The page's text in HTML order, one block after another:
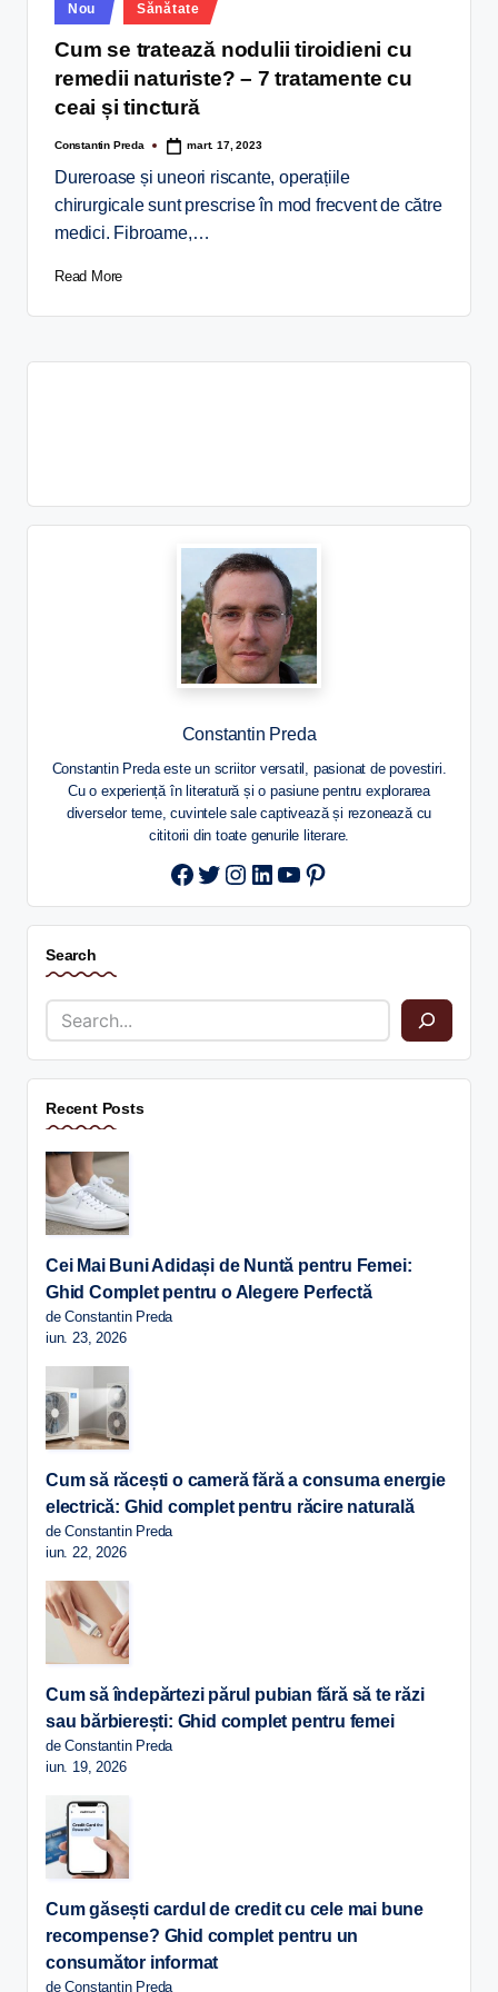
Nou Sănătate
Cum se tratează nodulii tiroidieni cu
remedii naturiste? – 7 tratamente cu
ceai și tinctură
Constantin Preda mart. 17, 2023
Dureroase și uneori riscante, operațiile
chirurgicale sunt prescrise în mod frecvent de către
medici. Fibroame,…
Read More
Constantin Preda
Constantin Preda este un scriitor versatil, pasionat de povestiri.
Cu o experiență în literatură și o pasiune pentru explorarea
diverselor teme, cuvintele sale captivează și rezonează cu
cititorii din toate genurile literare.
Twitter
Instagram
LinkedIn
YouTube
Pinterest
Search
Recent Posts
Cei Mai Buni Adidași de Nuntă pentru Femei:
Ghid Complet pentru o Alegere Perfectă
de Constantin Preda
iun. 23, 2026
Cum să răcești o cameră fără a consuma energie
electrică: Ghid complet pentru răcire naturală
de Constantin Preda
iun. 22, 2026
Cum să îndepărtezi părul pubian fără să te răzi
sau bărbierești: Ghid complet pentru femei
de Constantin Preda
iun. 19, 2026
Cum găsești cardul de credit cu cele mai bune
recompense? Ghid complet pentru un
consumător informat
de Constantin Preda